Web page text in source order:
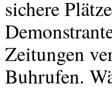
sichere
Zeitungen
Buhrufen.